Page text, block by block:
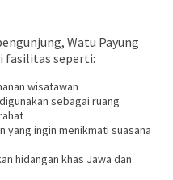
Watu Payung
fasilitas seperti:
wisatawan
sebagai ruang
yang ingin menikmati suasana
hidangan khas Jawa dan